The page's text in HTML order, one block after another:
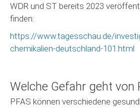
WDR und ST bereits 2023
finden:
https://www.tagesschau.de/
chemikalien-deutschland-101.html
Welche Gefahr geht von
PFAS können verschiedene